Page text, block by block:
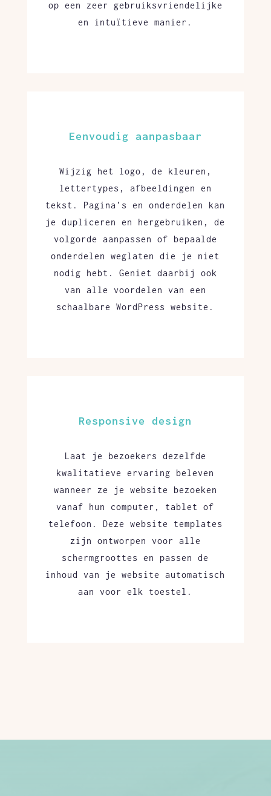
op een zeer gebruiksvriendelijke
en intuïtieve manier.
Eenvoudig aanpasbaar
Wijzig het logo, de kleuren,
lettertypes, afbeeldingen en
tekst. Pagina’s en onderdelen kan
je dupliceren en hergebruiken, de
volgorde aanpassen of bepaalde
onderdelen weglaten die je niet
nodig hebt. Geniet daarbij ook
van alle voordelen van een
schaalbare WordPress website.
Responsive design
Laat je bezoekers dezelfde
kwalitatieve ervaring beleven
wanneer ze je website bezoeken
vanaf hun computer, tablet of
telefoon. Deze website templates
zijn ontworpen voor alle
schermgroottes en passen de
inhoud van je website automatisch
aan voor elk toestel.